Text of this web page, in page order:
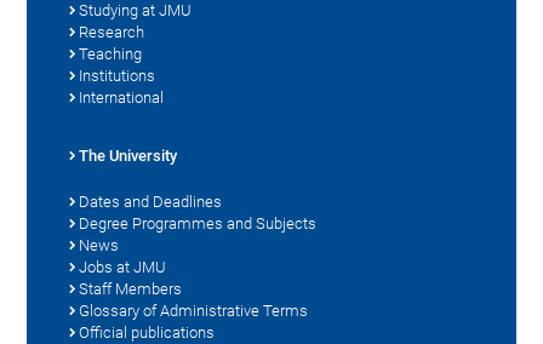
Studying at JMU
Research
Teaching
Institutions
International
The University
Dates and Deadlines
Degree Programmes and Subjects
News
Jobs at JMU
Staff Members
Glossary of Administrative Terms
Official publications